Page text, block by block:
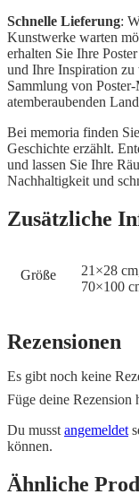
Schnelle Lieferung:
Kunstwerke warten
erhalten Sie Ihre
und Ihre Inspiration zu
Sammlung von
atemberaubenden
Bei memoria finden
Geschichte erzählt.
und lassen Sie Ihre
Nachhaltigkeit und
Zusätzliche
Größe
21×28
70×100
Rezensionen
Es gibt noch keine
Füge deine Rezension
Du musst angemeldet
können.
Ähnliche